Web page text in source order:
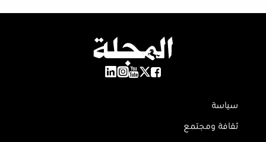
سياسة
ثقافة ومجتمع